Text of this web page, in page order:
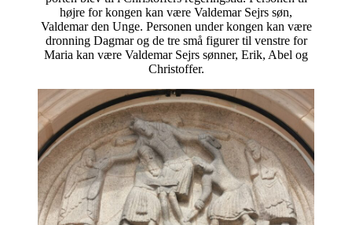
højre for kongen kan være Valdemar Sejrs søn,
Valdemar den Unge. Personen under kongen kan være
dronning Dagmar og de tre små figurer til venstre for
Maria kan være Valdemar Sejrs sønner, Erik, Abel og
Christoffer.